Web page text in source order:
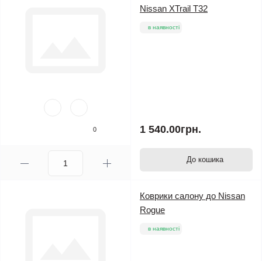
0
Nissan XTrail T32
в наявності
1 540.00грн.
До кошика
Коврики салону до Nissan
Rogue
в наявності